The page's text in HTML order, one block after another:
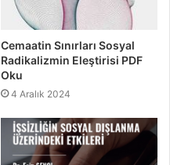
Cemaatin Sınırları Sosyal
Radikalizmin Eleştirisi PDF
Oku
4 Aralık 2024